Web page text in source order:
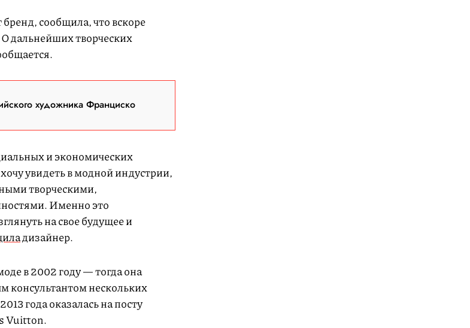
сообщила, что вскоре
дальнейших творческих
художника Франциско
и экономических
увидеть в модной индустрии,
творческими,
Именно это
на свое будущее и
дизайнер.
в 2002 году — тогда она
консультантом нескольких
года оказалась на посту
Vuitton.